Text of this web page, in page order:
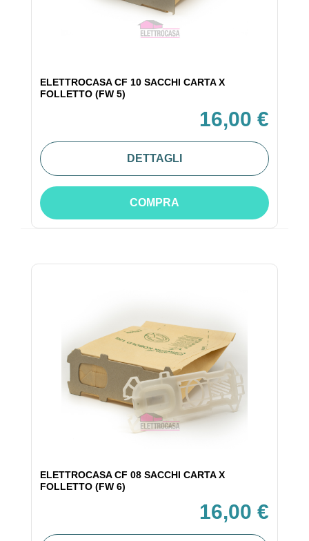
ELETTROCASA CF 10 SACCHI CARTA X
FOLLETTO (FW 5)
16,00 €
DETTAGLI
COMPRA
ELETTROCASA CF 08 SACCHI CARTA X
FOLLETTO (FW 6)
16,00 €